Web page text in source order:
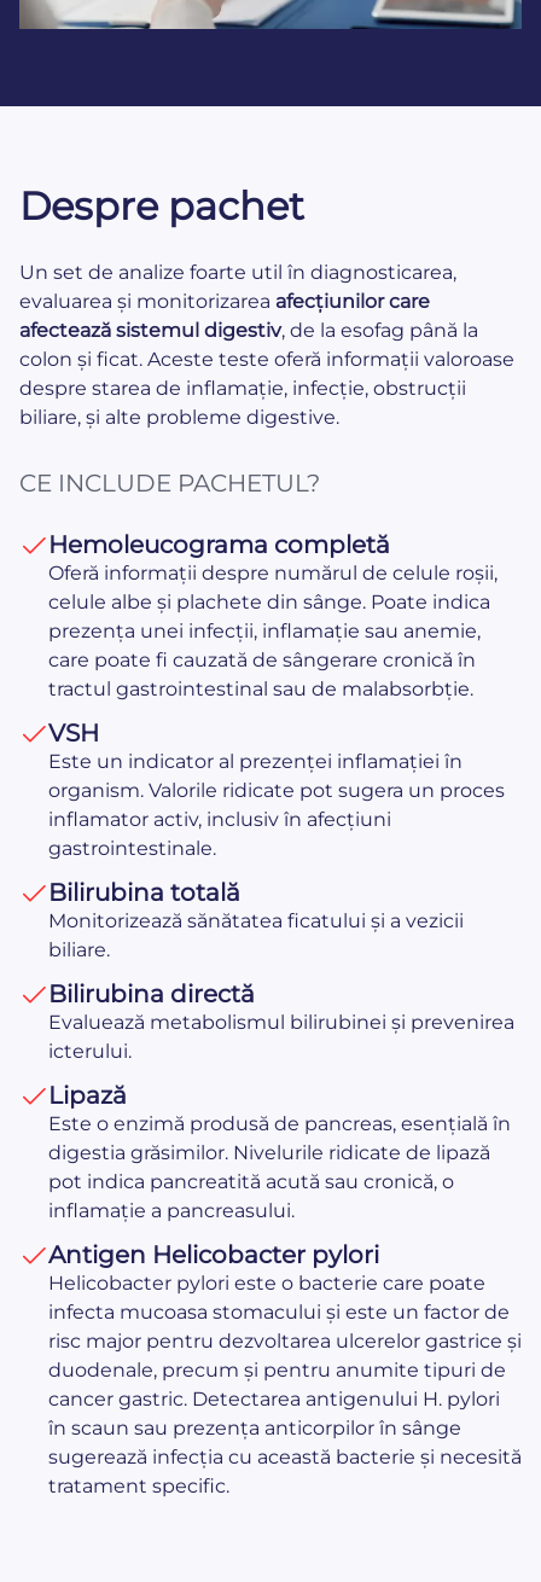
Despre pachet
Un set de analize foarte util în diagnosticarea,
evaluarea și monitorizarea afecțiunilor care
afectează sistemul digestiv, de la esofag până la
colon și ficat. Aceste teste oferă informații valoroase
despre starea de inflamație, infecție, obstrucții
biliare, și alte probleme digestive.
CE INCLUDE PACHETUL?
Hemoleucograma completă
Oferă informații despre numărul de celule roșii,
celule albe și plachete din sânge. Poate indica
prezența unei infecții, inflamație sau anemie,
care poate fi cauzată de sângerare cronică în
tractul gastrointestinal sau de malabsorbție.
VSH
Este un indicator al prezenței inflamației în
organism. Valorile ridicate pot sugera un proces
inflamator activ, inclusiv în afecțiuni
gastrointestinale.
Bilirubina totală
Monitorizează sănătatea ficatului și a vezicii
biliare.
Bilirubina directă
Evaluează metabolismul bilirubinei și prevenirea
icterului.
Lipază
Este o enzimă produsă de pancreas, esențială în
digestia grăsimilor. Nivelurile ridicate de lipază
pot indica pancreatită acută sau cronică, o
inflamație a pancreasului.
Antigen Helicobacter pylori
Helicobacter pylori este o bacterie care poate
infecta mucoasa stomacului și este un factor de
risc major pentru dezvoltarea ulcerelor gastrice și
duodenale, precum și pentru anumite tipuri de
cancer gastric. Detectarea antigenului H. pylori
în scaun sau prezența anticorpilor în sânge
sugerează infecția cu această bacterie și necesită
tratament specific.